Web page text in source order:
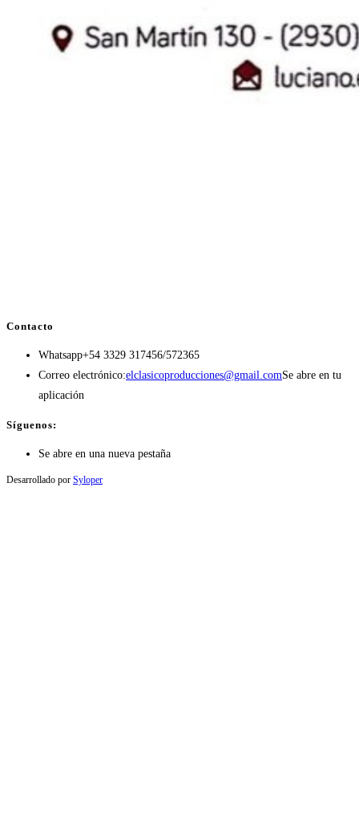
Contacto
Whatsapp+54 3329 317456/572365
Correo electrónico:elclasicoproducciones@gmail.comSe abre en tu
aplicación
Síguenos:
Se abre en una nueva pestaña
Desarrollado por Syloper